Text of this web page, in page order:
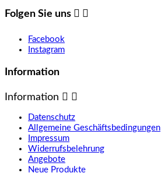
Folgen Sie uns  
Facebook
Instagram
Information
Information  
Datenschutz
Allgemeine Geschäftsbedingungen
Impressum
Widerrufsbelehrung
Angebote
Neue Produkte